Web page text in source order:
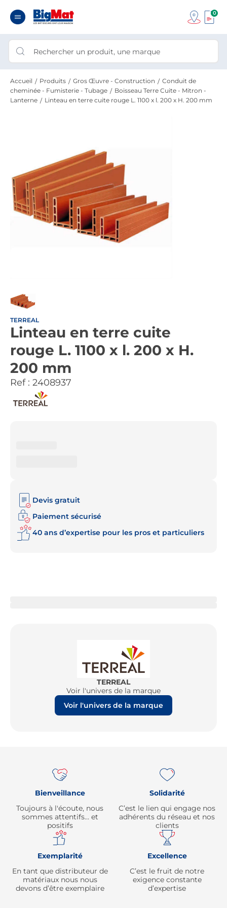
0
Accueil Produits Gros Œuvre - Construction
Conduit de
cheminée - Fumisterie - Tubage
Boisseau Terre Cuite - Mitron -
Lanterne
Linteau en terre cuite rouge L. 1100 x l. 200 x H. 200 mm
TERREAL
Linteau en terre cuite
rouge L. 1100 x l. 200 x H.
200 mm
Ref : 2408937
Devis gratuit
Paiement sécurisé
40 ans d’expertise pour les pros et particuliers
TERREAL
Voir l'univers de la marque
Voir l'univers de la marque
Bienveillance
Toujours à l'écoute, nous
sommes attentifs… et
positifs
Solidarité
C’est le lien qui engage nos
adhérents du réseau et nos
clients
Exemplarité
En tant que distributeur de
matériaux nous nous
devons d’être exemplaire
Excellence
C’est le fruit de notre
exigence constante
d’expertise